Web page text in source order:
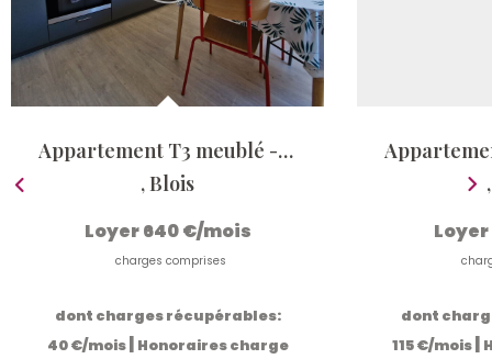
Appartement T3 meublé - Blois Vienne
,Blois
Loyer 640 €/mois
charges comprises
dont charges récupérables:
40 €/mois| Honoraires charge
Loyer
dont
115 €/mois|